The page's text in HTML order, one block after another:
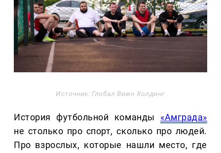
Источник: Глобал Вижн Холдинг
История футбольной команды «Амграда»
не столько про спорт, сколько про людей.
Про взрослых, которые нашли место, где